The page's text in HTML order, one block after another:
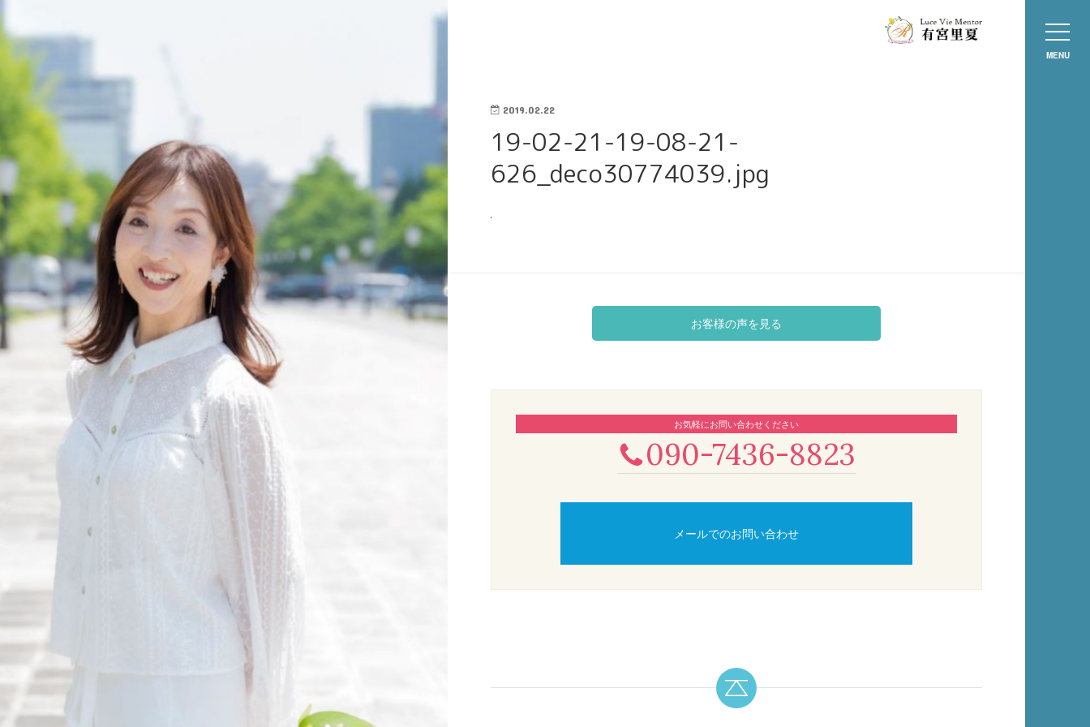
MENU
2019.02.22
19-02-21-19-08-21-
626_deco30774039.jpg
お客様の声を見る
お気軽にお問い合わせください
090-7436-8823
メールでのお問い合わせ